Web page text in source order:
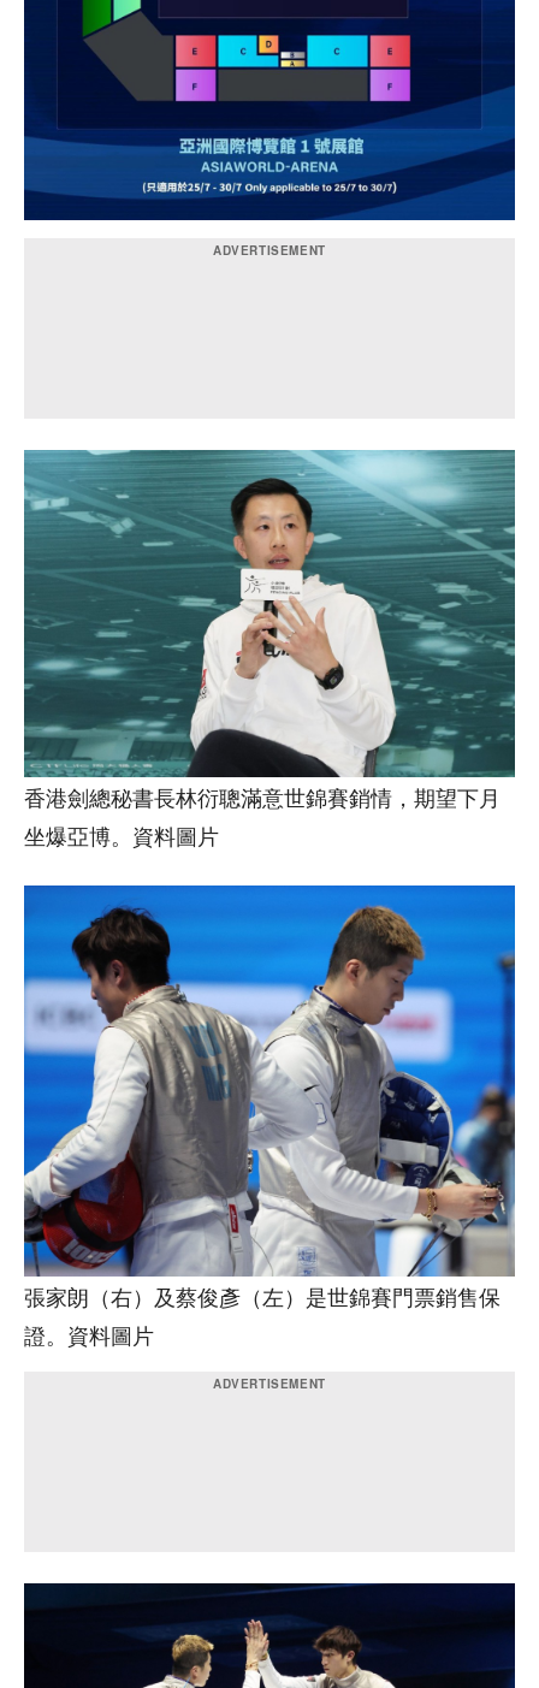
香港劍總秘書長林衍聰滿意世錦賽銷情，期望下月
坐爆亞博。資料圖片
張家朗（右）及蔡俊彥（左）是世錦賽門票銷售保
證。資料圖片